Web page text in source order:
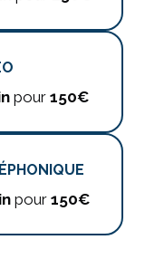
pour 150€
pour 150€